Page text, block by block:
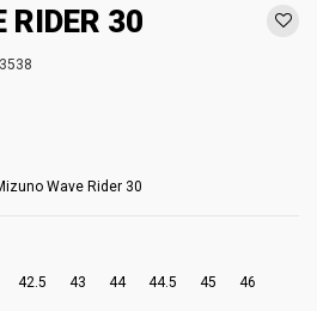
RIDER 30
42.5 43 44 44.5 45 46